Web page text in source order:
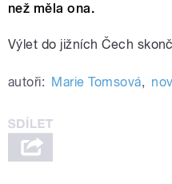
než měla ona.
Výlet do jižních Čech
autoři: Marie Tomsová, nov